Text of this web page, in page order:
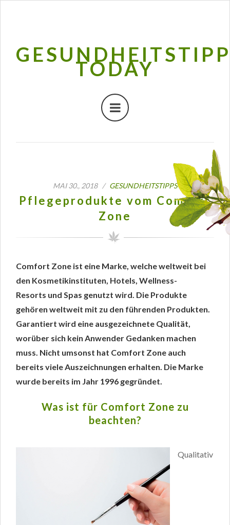
TODAY
MAI 30., 2018 / GESUNDHEITSTIPPS
Pflegeprodukte vom Comfort
Zone
Comfort Zone ist eine Marke, welche weltweit bei
den Kosmetikinstituten, Hotels, Wellness-
Resorts und Spas genutzt wird. Die Produkte
gehören weltweit mit zu den führenden Produkten.
Garantiert wird eine ausgezeichnete Qualität,
worüber sich kein Anwender Gedanken machen
muss. Nicht umsonst hat Comfort Zone auch
bereits viele Auszeichnungen erhalten. Die Marke
wurde bereits im Jahr 1996 gegründet.
Was ist für Comfort Zone zu
beachten?
Qualitativ